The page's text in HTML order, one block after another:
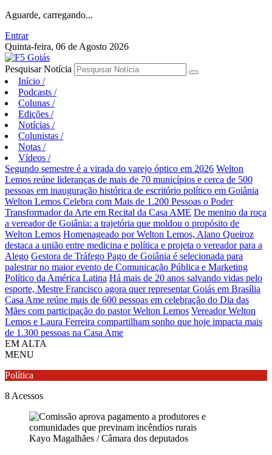
Aguarde, carregando...
Entrar
Quinta-feira, 06 de Agosto 2026
Pesquisar Notícia
Início /
Podcasts /
Colunas /
Edições /
Notícias /
Colunistas /
Notas /
Vídeos /
Segundo semestre é a virada do varejo óptico em 2026 Welton
Lemos reúne lideranças de mais de 70 municípios e cerca de 500
pessoas em inauguração histórica de escritório político em Goiânia
Welton Lemos Celebra com Mais de 1.200 Pessoas o Poder
Transformador da Arte em Recital da Casa AME De menino da roça
a vereador de Goiânia: a trajetória que moldou o propósito de
Welton Lemos Homenageado por Welton Lemos, Alano Queiroz
destaca a união entre medicina e política e projeta o vereador para a
Alego Gestora de Tráfego Pago de Goiânia é selecionada para
palestrar no maior evento de Comunicação Pública e Marketing
Político da América Latina Há mais de 20 anos salvando vidas pelo
esporte, Mestre Francisco agora quer representar Goiás em Brasília
Casa Ame reúne mais de 600 pessoas em celebração do Dia das
Mães com participação do pastor Welton Lemos Vereador Welton
Lemos e Laura Ferreira compartilham sonho que hoje impacta mais
de 1.300 pessoas na Casa Ame
EM ALTA
MENU
Política
8 Acessos
Kayo Magalhães / Câmara dos deputados